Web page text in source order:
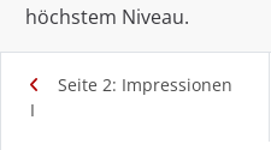
höchstem Niveau.
Seite 2: Impressionen
I